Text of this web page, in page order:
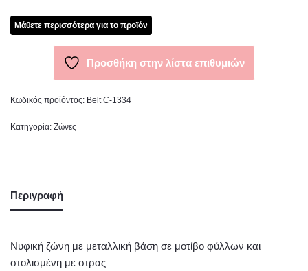
Μάθετε περισσότερα για το προϊόν
Προσθήκη στην λίστα επιθυμιών
Κωδικός προϊόντος: Belt C-1334
Κατηγορία: Ζώνες
Περιγραφή
Νυφική ζώνη με μεταλλική βάση σε μοτίβο φύλλων και
στολισμένη με στρας